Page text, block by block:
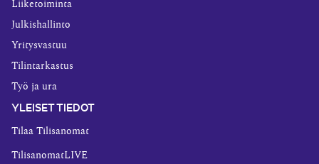
Liiketoiminta
Julkishallinto
Yritysvastuu
Tilintarkastus
Työ ja ura
YLEISET TIEDOT
Tilaa Tilisanomat
TilisanomatLIVE